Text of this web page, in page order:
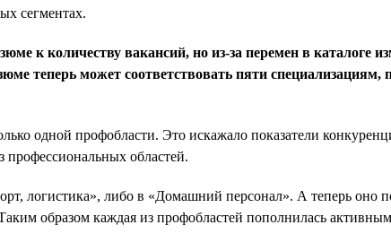
сегментах.
к количеству вакансий, но из-за перемен в каталоге
теперь может соответствовать пяти специализациям,
одной профобласти. Это искажало показатели
областей.
логистика», либо в «Домашний персонал». А теперь оно
образом каждая из профобластей пополнилась